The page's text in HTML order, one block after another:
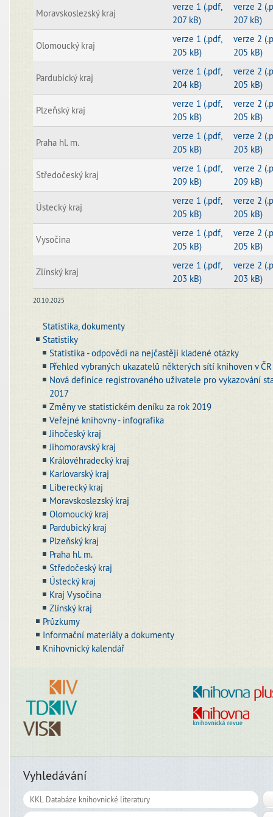
Moravskoslezský kraj
verze 1 (.pdf,
207 kB)
verze 2
207 kB)
Olomoucký kraj
verze 1 (.pdf,
205 kB)
verze 2
205 kB)
Pardubický kraj
verze 1 (.pdf,
204 kB)
verze 2
205 kB)
Plzeňský kraj
verze 1 (.pdf,
205 kB)
verze 2
205 kB)
Praha hl. m.
verze 1 (.pdf,
205 kB)
verze 2
203 kB)
Středočeský kraj
verze 1 (.pdf,
209 kB)
verze 2
209 kB)
Ústecký kraj
verze 1 (.pdf,
205 kB)
verze 2
205 kB)
Vysočina
verze 1 (.pdf,
205 kB)
verze 2
205 kB)
Zlínský kraj
verze 1 (.pdf,
203 kB)
verze 2
203 kB)
20.10.2025
Statistika, dokumenty
Statistiky
Statistika - odpovědi na nejčastěji kladené otázky
Přehled vybraných ukazatelů některých sítí knihoven v
Nová definice registrovaného uživatele pro vykazování
2017
Změny ve statistickém deníku za rok 2019
Veřejné knihovny - infografika
Jihočeský kraj
Jihomoravský kraj
Královéhradecký kraj
Karlovarský kraj
Liberecký kraj
Moravskoslezský kraj
Olomoucký kraj
Pardubický kraj
Plzeňský kraj
Praha hl. m.
Středočeský kraj
Ústecký kraj
Kraj Vysočina
Zlínský kraj
Průzkumy
Informační materiály a dokumenty
Knihovnický kalendář
Vyhledávání